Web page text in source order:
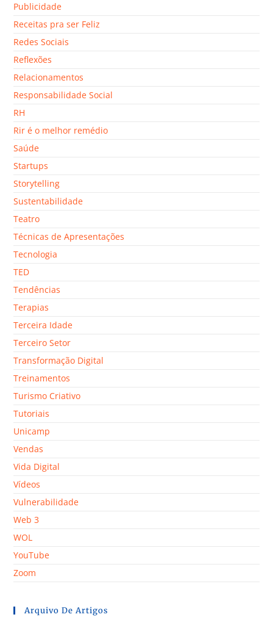
Publicidade
Receitas pra ser Feliz
Redes Sociais
Reflexões
Relacionamentos
Responsabilidade Social
RH
Rir é o melhor remédio
Saúde
Startups
Storytelling
Sustentabilidade
Teatro
Técnicas de Apresentações
Tecnologia
TED
Tendências
Terapias
Terceira Idade
Terceiro Setor
Transformação Digital
Treinamentos
Turismo Criativo
Tutoriais
Unicamp
Vendas
Vida Digital
Vídeos
Vulnerabilidade
Web 3
WOL
YouTube
Zoom
Arquivo De Artigos